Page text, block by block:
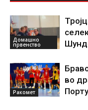
Домашно
првенство
Ракомет
во